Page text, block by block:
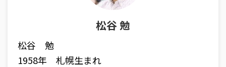
松谷 勉
松谷 勉
1958年 札幌生まれ